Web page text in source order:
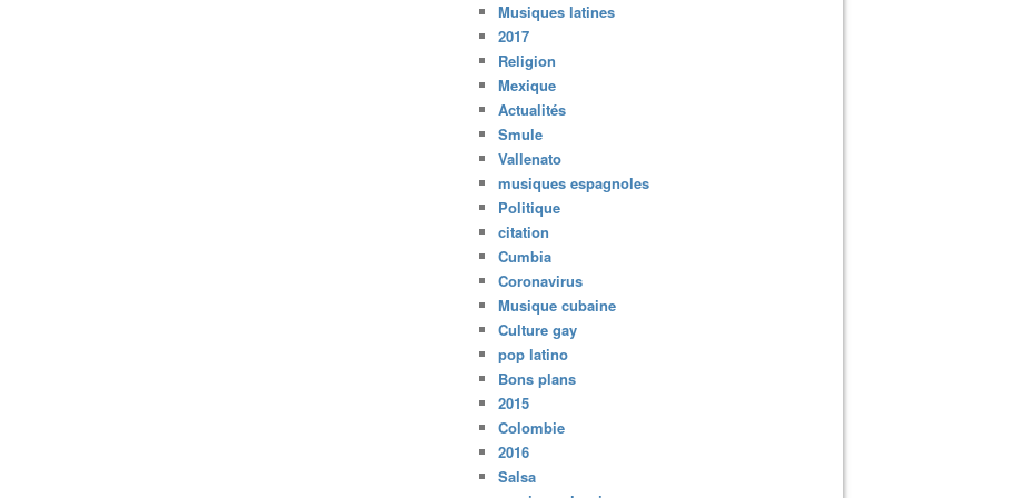
Musiques latines
2017
Religion
Mexique
Actualités
Smule
Vallenato
musiques espagnoles
Politique
citation
Cumbia
Coronavirus
Musique cubaine
Culture gay
pop latino
Bons plans
2015
Colombie
2016
Salsa